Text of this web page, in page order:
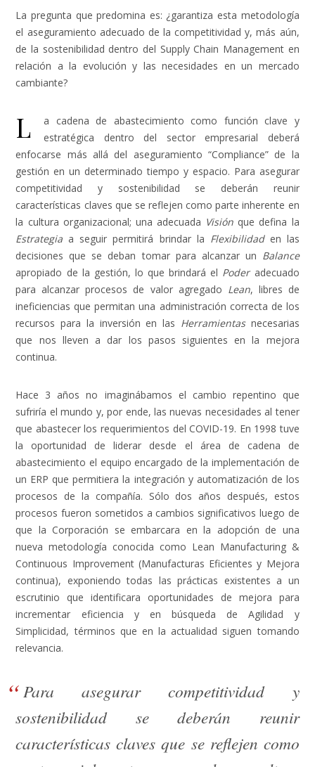
La pregunta que predomina es: ¿garantiza esta metodología
el aseguramiento adecuado de la competitividad y, más aún,
de la sostenibilidad dentro del Supply Chain Management en
relación a la evolución y las necesidades en un mercado
cambiante?
L
a cadena de abastecimiento como función clave y
estratégica dentro del sector empresarial deberá
enfocarse más allá del aseguramiento “Compliance” de la
gestión en un determinado tiempo y espacio. Para asegurar
competitividad y sostenibilidad se deberán reunir
características claves que se reflejen como parte inherente en
la cultura organizacional; una adecuada Visión que defina la
Estrategia a seguir permitirá brindar la Flexibilidaden las
decisiones que se deban tomar para alcanzar un Balance
apropiado de la gestión, lo que brindará el Poderadecuado
para alcanzar procesos de valor agregado Lean, libres de
ineficiencias que permitan una administración correcta de los
recursos para la inversión en las Herramientasnecesarias
que nos lleven a dar los pasos siguientes en la mejora
continua.
Hace 3 años no imaginábamos el cambio repentino que
sufriría el mundo y, por ende, las nuevas necesidades al tener
que abastecer los requerimientos del COVID-19. En 1998 tuve
la oportunidad de liderar desde el área de cadena de
abastecimiento el equipo encargado de la implementación de
un ERP que permitiera la integración y automatización de los
procesos de la compañía. Sólo dos años después, estos
procesos fueron sometidos a cambios significativos luego de
que la Corporación se embarcara en la adopción de una
nueva metodología conocida como Lean Manufacturing &
Continuous Improvement (Manufacturas Eficientes y Mejora
continua), exponiendo todas las prácticas existentes a un
escrutinio que identificara oportunidades de mejora para
incrementar eficiencia y en búsqueda de Agilidad y
Simplicidad, términos que en la actualidad siguen tomando
relevancia.
Para asegurar competitividad y
sostenibilidad se deberán reunir
características claves que se reflejen como